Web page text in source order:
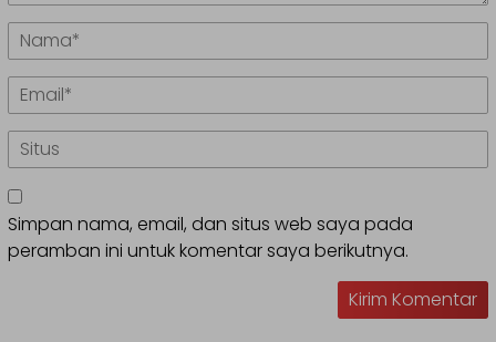
Simpan nama, email, dan situs web saya pada
peramban ini untuk komentar saya berikutnya.